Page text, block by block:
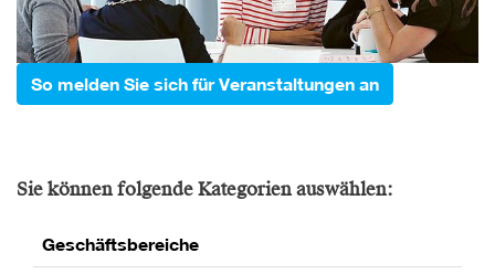
So melden Sie sich für Veranstaltungen an
Sie können folgende Kategorien auswählen:
Geschäftsbereiche